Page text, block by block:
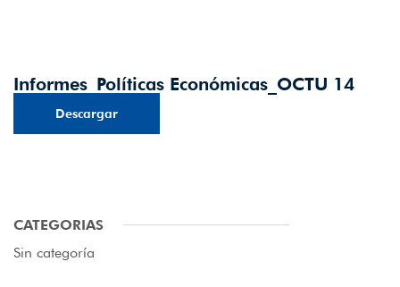
Informes_Políticas Económicas_OCTU 14
Descargar
CATEGORIAS
Sin categoría